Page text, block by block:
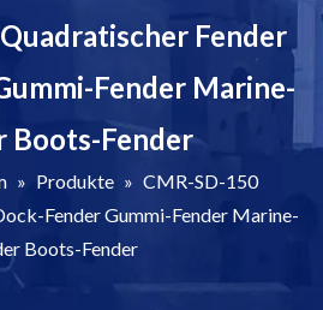
Fender
Fender Marine-
Boots-Fender
» Produkte » CMR-SD-150
Fender Gummi-Fender Marine-
Boots-Fender